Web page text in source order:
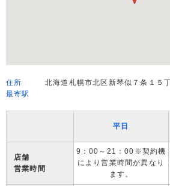
住所
北海道札幌市北区新琴似７条１５
最寄駅
平日
店舗
営業時間
9：00～21：00※契約機
により営業時間が異なり
ます。